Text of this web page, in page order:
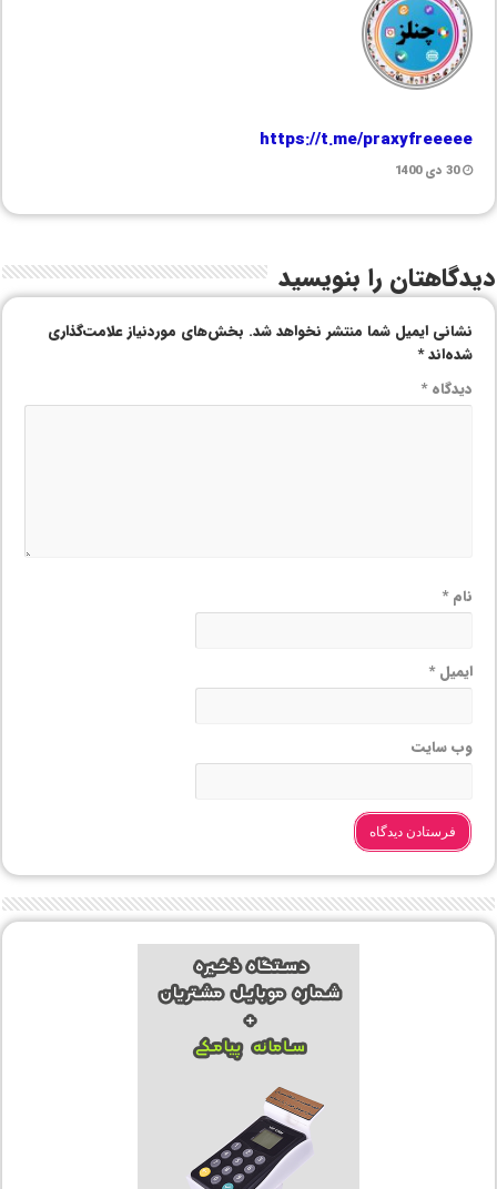
https://t.me/praxyfreeeee
30 دی 1400
دیدگاهتان را بنویسید
نشانی ایمیل شما منتشر نخواهد شد. بخش‌های موردنیاز علامت‌گذاری
شده‌اند*
دیدگاه*
نام*
ایمیل*
وب‌ سایت